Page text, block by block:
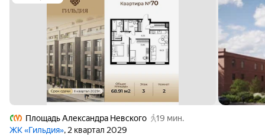
Площадь Александра Невского
19 мин.
ЖК «Гильдия», 2 квартал 2029